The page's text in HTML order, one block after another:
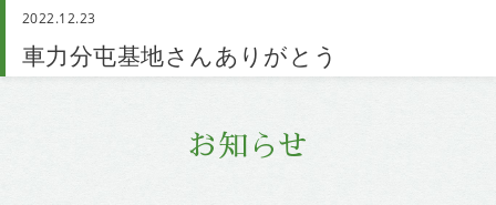
お知らせ
2022.12.23
車力分屯基地さんありがとう